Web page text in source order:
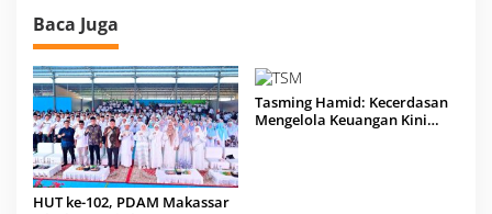
Baca Juga
HUT ke-102, PDAM Makassar
Tasming Hamid: Kecerdasan
Mengelola Keuangan Kini